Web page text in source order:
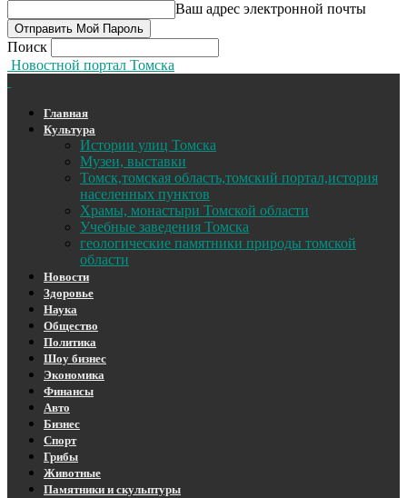
Ваш адрес электронной почты
Поиск
Новостной портал Томска
Главная
Культура
Истории улиц Томска
Музеи, выставки
Томск,томская область,томский портал,история
населенных пунктов
Храмы, монастыри Томской области
Учебные заведения Томска
геологические памятники природы томской
области
Новости
Здоровье
Наука
Общество
Политика
Шоу бизнес
Экономика
Финансы
Авто
Бизнес
Спорт
Грибы
Животные
Памятники и скульптуры